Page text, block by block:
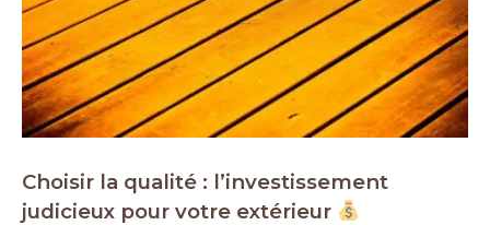
Choisir la qualité : l’investissement
judicieux pour votre extérieur